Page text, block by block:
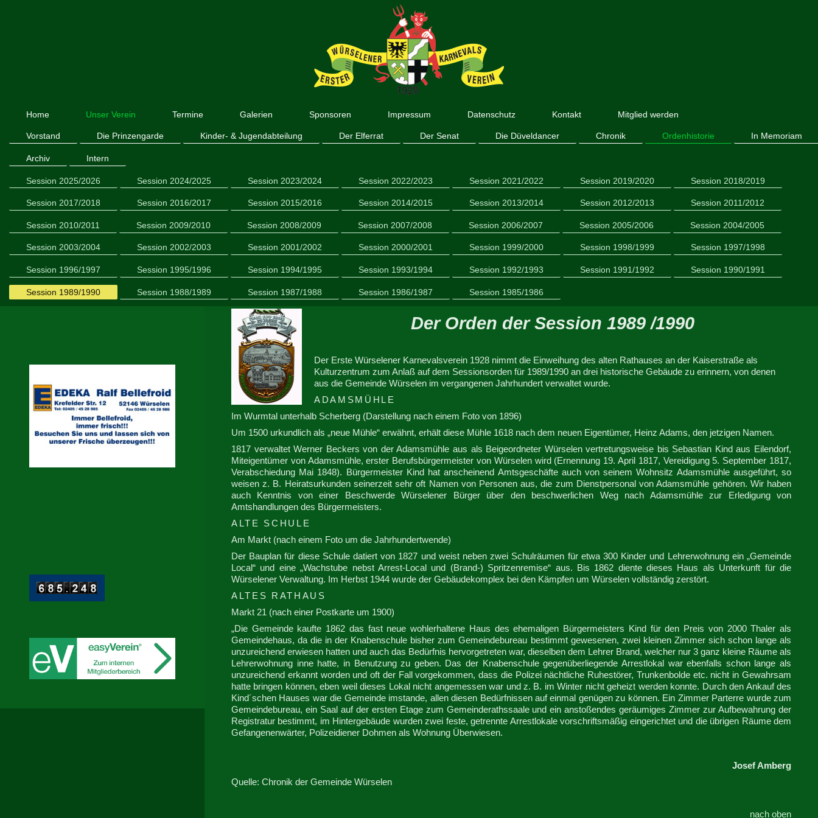
Home Unser Verein Termine Galerien Sponsoren Impressum Datenschutz Kontakt Mitglied werden
Vorstand Die Prinzengarde Kinder- & Jugendabteilung Der Elferrat Der Senat Die Düveldancer Chronik Ordenhistorie In Memoriam
Archiv Intern
Session 2025/2026 Session 2024/2025 Session 2023/2024 Session 2022/2023 Session 2021/2022 Session 2019/2020 Session 2018/2019
Session 2017/2018 Session 2016/2017 Session 2015/2016 Session 2014/2015 Session 2013/2014 Session 2012/2013 Session 2011/2012
Session 2010/2011 Session 2009/2010 Session 2008/2009 Session 2007/2008 Session 2006/2007 Session 2005/2006 Session 2004/2005
Session 2003/2004 Session 2002/2003 Session 2001/2002 Session 2000/2001 Session 1999/2000 Session 1998/1999 Session 1997/1998
Session 1996/1997 Session 1995/1996 Session 1994/1995 Session 1993/1994 Session 1992/1993 Session 1991/1992 Session 1990/1991
Session 1989/1990 Session 1988/1989 Session 1987/1988 Session 1986/1987 Session 1985/1986
Der Orden der Session 1989 /1990
Der Erste Würselener Karnevalsverein 1928 nimmt die Einweihung des alten Rathauses an der Kaiserstraße als
Kulturzentrum zum Anlaß auf dem Sessionsorden für 1989/1990 an drei historische Gebäude zu erinnern, von denen
aus die Gemeinde Würselen im vergangenen Jahrhundert verwaltet wurde.
ADAMSMÜHLE
Im Wurmtal unterhalb Scherberg (Darstellung nach einem Foto von 1896)
Um 1500 urkundlich als „neue Mühle“ erwähnt, erhält diese Mühle 1618 nach dem neuen Eigentümer, Heinz Adams, den jetzigen Namen.
1817 verwaltet Werner Beckers von der Adamsmühle aus als Beigeordneter Würselen vertretungsweise bis Sebastian Kind aus Eilendorf,
Miteigentümer von Adamsmühle, erster Berufsbürgermeister von Würselen wird (Ernennung 19. April 1817, Vereidigung 5. September 1817,
Verabschiedung Mai 1848). Bürgermeister Kind hat anscheinend Amtsgeschäfte auch von seinem Wohnsitz Adamsmühle ausgeführt, so
weisen z. B. Heiratsurkunden seinerzeit sehr oft Namen von Personen aus, die zum Dienstpersonal von Adamsmühle gehören. Wir haben
auch Kenntnis von einer Beschwerde Würselener Bürger über den beschwerlichen Weg nach Adamsmühle zur Erledigung von
Amtshandlungen des Bürgermeisters.
ALTE SCHULE
Am Markt (nach einem Foto um die Jahrhundertwende)
Der Bauplan für diese Schule datiert von 1827 und weist neben zwei Schulräumen für etwa 300 Kinder und Lehrerwohnung ein „Gemeinde
Local“ und eine „Wachstube nebst Arrest-Local und (Brand-) Spritzenremise“ aus. Bis 1862 diente dieses Haus als Unterkunft für die
Würselener Verwaltung. Im Herbst 1944 wurde der Gebäudekomplex bei den Kämpfen um Würselen vollständig zerstört.
ALTES RATHAUS
Markt 21 (nach einer Postkarte um 1900)
„Die Gemeinde kaufte 1862 das fast neue wohlerhaltene Haus des ehemaligen Bürgermeisters Kind für den Preis von 2000 Thaler als
Gemeindehaus, da die in der Knabenschule bisher zum Gemeindebureau bestimmt gewesenen, zwei kleinen Zimmer sich schon lange als
unzureichend erwiesen hatten und auch das Bedürfnis hervorgetreten war, dieselben dem Lehrer Brand, welcher nur 3 ganz kleine Räume als
Lehrerwohnung inne hatte, in Benutzung zu geben. Das der Knabenschule gegenüberliegende Arrestlokal war ebenfalls schon lange als
unzureichend erkannt worden und oft der Fall vorgekommen, dass die Polizei nächtliche Ruhestörer, Trunkenbolde etc. nicht in Gewahrsam
hatte bringen können, eben weil dieses Lokal nicht angemessen war und z. B. im Winter nicht geheizt werden konnte. Durch den Ankauf des
Kind´schen Hauses war die Gemeinde imstande, allen diesen Bedürfnissen auf einmal genügen zu können. Ein Zimmer Parterre wurde zum
Gemeindebureau, ein Saal auf der ersten Etage zum Gemeinderathssaale und ein anstoßendes geräumiges Zimmer zur Aufbewahrung der
Registratur bestimmt, im Hintergebäude wurden zwei feste, getrennte Arrestlokale vorschriftsmäßig eingerichtet und die übrigen Räume dem
Gefangenenwärter, Polizeidiener Dohmen als Wohnung Überwiesen.
Josef Amberg
Quelle: Chronik der Gemeinde Würselen
nach oben